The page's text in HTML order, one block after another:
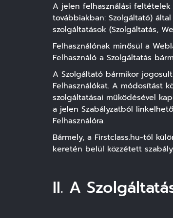
A jelen felhasználási feltételek
továbbiakban: Szolgáltató)
szolgáltatások (Szolgáltatás,
Felhasználónak minősül a
Felhasználó a Szolgáltatás
A Szolgáltató bármikor
Felhasználókat. A módosítást
szolgáltatásai működésével
a jelen Szabályzatból
Felhasználóra.
Bármely, a Firstclass.hu-tól
keretén belül közzétett
II. A